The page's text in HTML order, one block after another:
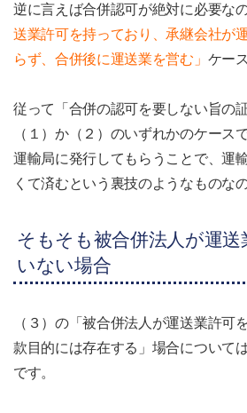
逆に言えば合併認可が絶対に必要な
送業許可を持っており、承継会社が
らず、合併後に運送業を営む」 ケー
従って「合併の認可を要しない旨の
（１）か（２）のいずれかのケース
運輸局に発行してもらうことで、運
くて済むという裏技のようなものなの
そもそも被合併法人が運送
いない場合
（３）の「被合併法人が運送業許可
款目的には存在する」場合について
です。